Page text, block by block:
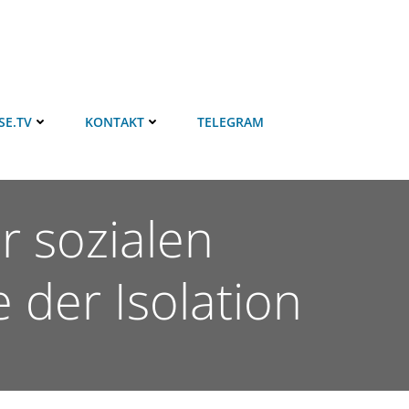
KONTAKT TELEGRAM
sozialen
der Isolation